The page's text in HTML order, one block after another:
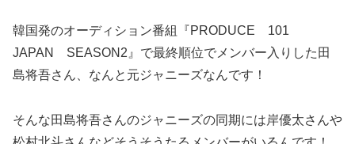
韓国発のオーディション番組『PRODUCE 101
JAPAN SEASON2』で最終順位でメンバー入りした田
島将吾さん、なんと元ジャニーズなんです！
そんな田島将吾さんのジャニーズの同期には岸優太さんや